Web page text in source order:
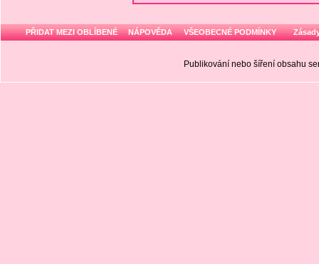
PŘIDAT MEZI OBLÍBENÉ NÁPOVĚDA VŠEOBECNÉ PODMÍNKY
Publikování nebo šíření obsahu